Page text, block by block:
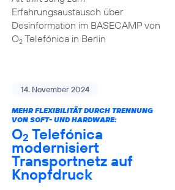
Erfahrungsaustausch über
Desinformation im BASECAMP von
O2Telefónica in Berlin
14. November 2024
MEHR FLEXIBILITÄT DURCH TRENNUNG
VON SOFT- UND HARDWARE:
O2 Telefónica
modernisiert
Transportnetz auf
Knopfdruck